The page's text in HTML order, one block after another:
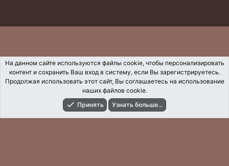
Что Нового? Вход Регистрация
На данном сайте используются файлы cookie, чтобы персонализировать
контент и сохранить Ваш вход в систему, если Вы зарегистрируетесь.
Продолжая использовать этот сайт, Вы соглашаетесь на использование
наших файлов cookie.
Принять
Узнать больше...